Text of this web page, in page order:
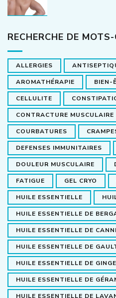
RECHERCHE DE MOTS-
ALLERGIES
AROMATHÉRAPIE BIEN-
CELLULITE
CONTRACTURE MUSCULAIRE
COURBATURES
DEFENSES IMMUNITAIRES
DOULEUR MUSCULAIRE
FATIGUE GEL CRYO
HUILE ESSENTIELLE
HUILE ESSENTIELLE DE
HUILE ESSENTIELLE DE
HUILE ESSENTIELLE DE
HUILE ESSENTIELLE DE
HUILE ESSENTIELLE DE
HUILE ESSENTIELLE DE